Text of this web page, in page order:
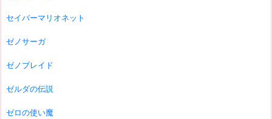
セイバーマリオネット
ゼノサーガ
ゼノブレイド
ゼルダの伝説
ゼロの使い魔